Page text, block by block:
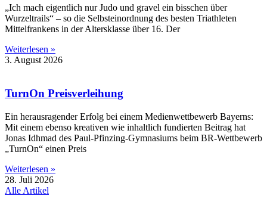
„Ich mach eigentlich nur Judo und gravel ein bisschen über
Wurzeltrails“ – so die Selbsteinordnung des besten Triathleten
Mittelfrankens in der Altersklasse über 16. Der
Weiterlesen »
3. August 2026
TurnOn Preisverleihung
Ein herausragender Erfolg bei einem Medienwettbewerb Bayerns:
Mit einem ebenso kreativen wie inhaltlich fundierten Beitrag hat
Jonas Idhmad des Paul-Pfinzing-Gymnasiums beim BR-Wettbewerb
„TurnOn“ einen Preis
Weiterlesen »
28. Juli 2026
Alle Artikel